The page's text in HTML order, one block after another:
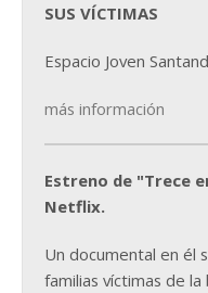
SUS VÍCTIMAS
Espacio Joven
más información
Estreno de "Trece
Netflix.
Un documental en él
familias víctimas de